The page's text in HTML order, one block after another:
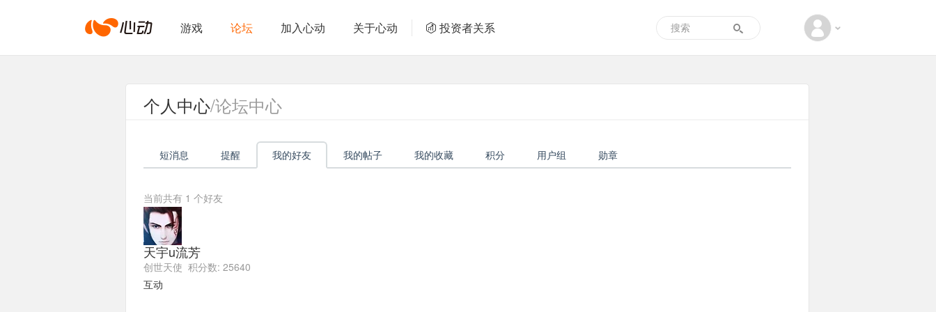
心
动
络
游戏 论坛 加入心动 关于心动 投资者关系
个人中心/论坛中心
短消息 提醒 我的好友 我的帖子 我的收藏 积分 用户组 勋章
当前共有 1 个好友
天宇u流芳
创世天使 积分数: 25640
互动